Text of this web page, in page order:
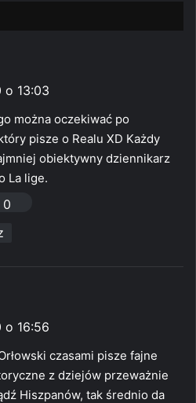
o 13:03
można oczekiwać po
pisze o Realu XD Każdy
obiektywny dziennikarz
La lige.
0
o 16:56
czasami pisze fajne
z dziejów przeważnie
Hiszpanów, tak średnio da